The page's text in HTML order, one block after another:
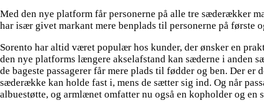
Med den nye platform får personerne på alle tre sæderækker
har især givet markant mere benplads til personerne på
Sorento har altid været populær hos kunder, der ønsker en
den nye platforms længere akselafstand kan sæderne i
de bageste passagerer får mere plads til fødder og ben. Der
sæderække kan holde fast i, mens de sætter sig ind. Og når
albuestøtte, og armlænet omfatter nu også en kopholder og en